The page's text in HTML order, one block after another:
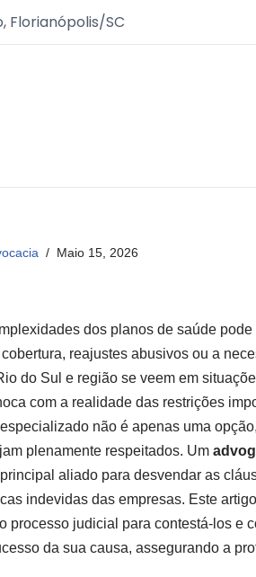
Florianópolis/SC
Maio 15, 2026
dos planos de saúde
reajustes abusivos ou a
do Sul e região se veem em
com a realidade das restrições
não é apenas uma
plenamente respeitados. Um
aliado para desvendar as
indevidas das empresas. Este
processo judicial para contestá-los e
da sua causa, assegurando a